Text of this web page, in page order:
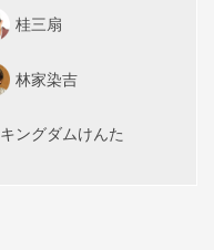
桂三扇
林家染吉
キングダムけんた